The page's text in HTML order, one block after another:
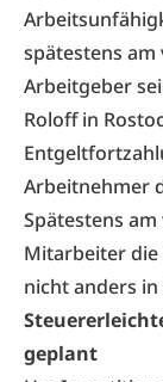
spätestens
Arbeitgeber
Roloff in
Arbeitnehmer
Spätestens
Mitarbeiter die
nicht anders
geplant